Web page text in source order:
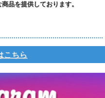
品を提供しております。
こちら